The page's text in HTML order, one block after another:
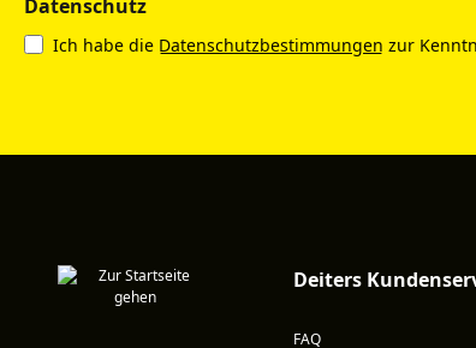
Datenschutz
Ich habe die Datenschutzbestimmungen zur
Deiters
FAQ